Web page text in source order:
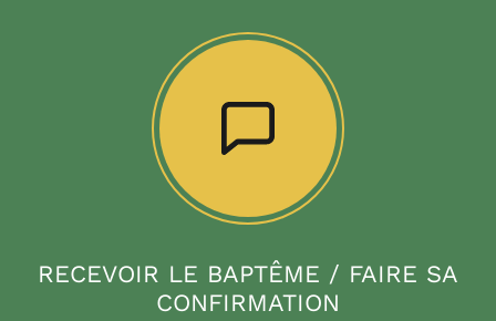
RECEVOIR LE BAPTÊME / FAIRE SA
CONFIRMATION